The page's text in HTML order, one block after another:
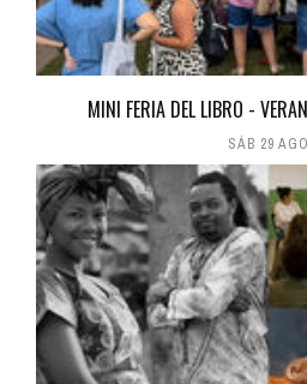
MINI FERIA DEL LIBRO -
SÁB 29 AGO